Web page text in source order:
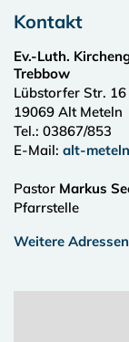
Kontakt
Ev.-Luth.
Trebbow
Lübstorfer Str. 16
19069 Alt Meteln
Tel.: 03867/853
E-Mail: alt-
Pastor Markus
Pfarrstelle
Weitere Adressen